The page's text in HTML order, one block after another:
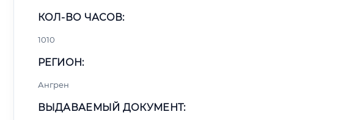
КОЛ-ВО ЧАСОВ:
1010
РЕГИОН:
Ангрен
ВЫДАВАЕМЫЙ ДОКУМЕНТ: